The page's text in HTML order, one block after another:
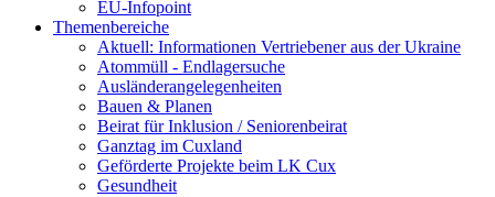
EU-Infopoint
Themenbereiche
Aktuell: Informationen Vertriebener aus der Ukraine
Atommüll - Endlagersuche
Ausländerangelegenheiten
Bauen & Planen
Beirat für Inklusion / Seniorenbeirat
Ganztag im Cuxland
Geförderte Projekte beim LK Cux
Gesundheit